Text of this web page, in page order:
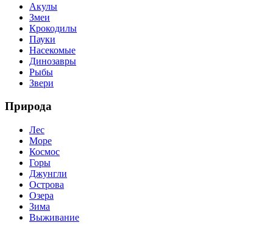
Акулы
Змеи
Крокодилы
Пауки
Насекомые
Динозавры
Рыбы
Звери
Природа
Лес
Море
Космос
Горы
Джунгли
Острова
Озера
Зима
Выживание